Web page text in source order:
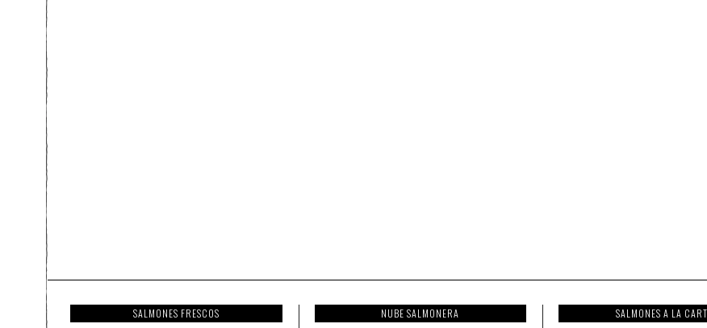
SALMONES FRESCOS NUBE SALMONERA SALMONES A LA